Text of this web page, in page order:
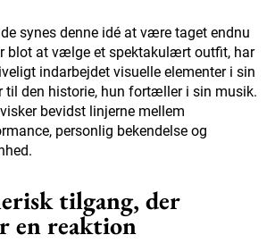
synes denne idé at være taget endnu
blot at vælge et spektakulært outfit, har
indarbejdet visuelle elementer i sin
til den historie, hun fortæller i sin musik.
bevidst linjerne mellem
personlig bekendelse og
tilgang, der
en reaktion